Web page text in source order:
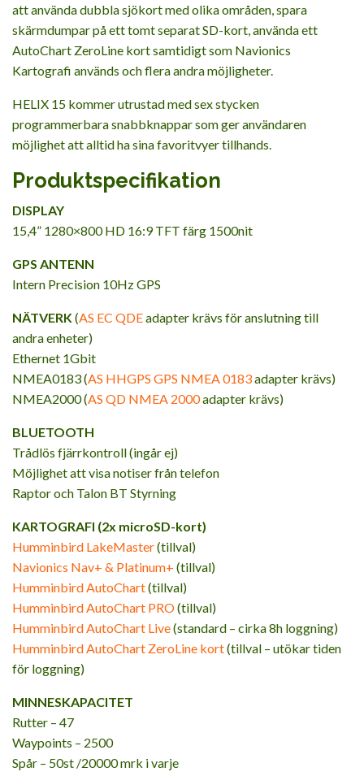
att använda dubbla sjökort med olika områden, spara
skärmdumpar på ett tomt separat SD-kort, använda ett
AutoChart ZeroLine kort samtidigt som Navionics
Kartografi används och flera andra möjligheter.
HELIX 15 kommer utrustad med sex stycken
programmerbara snabbknappar som ger användaren
möjlighet att alltid ha sina favoritvyer tillhands.
Produktspecifikation
DISPLAY
15,4” 1280×800 HD 16:9 TFT färg 1500nit
GPS ANTENN
Intern Precision 10Hz GPS
NÄTVERK(AS EC QDEadapter krävs för anslutning till
andra enheter)
Ethernet 1Gbit
NMEA0183 (AS HHGPS GPS NMEA 0183adapter krävs)
NMEA2000 (AS QD NMEA 2000adapter krävs)
BLUETOOTH
Trådlös fjärrkontroll (ingår ej)
Möjlighet att visa notiser från telefon
Raptor och Talon BT Styrning
KARTOGRAFI (2x microSD-kort)
Humminbird LakeMaster(tillval)
Navionics Nav+ & Platinum+ (tillval)
Humminbird AutoChart(tillval)
Humminbird AutoChart PRO(tillval)
Humminbird AutoChart Live(standard – cirka 8h loggning)
Humminbird AutoChart ZeroLine kort(tillval – utökar tiden
för loggning)
MINNESKAPACITET
Rutter – 47
Waypoints – 2500
Spår – 50st /20000 mrk i varje